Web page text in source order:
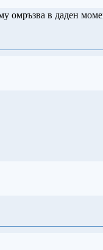
омръзва в даден